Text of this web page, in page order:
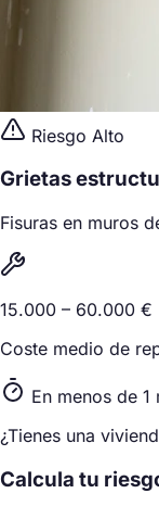
Riesgo Alto
Grietas
Fisuras en muros
15.000 – 60.000 €
Coste medio de
En menos de 1
¿Tienes una
Calcula tu